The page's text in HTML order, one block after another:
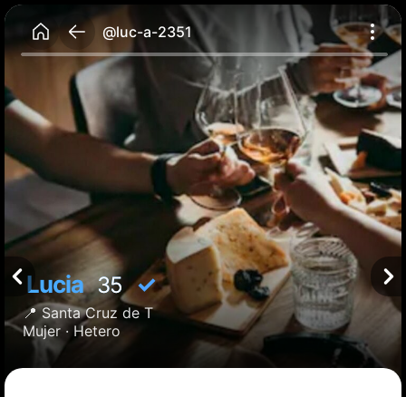
@luc-a-2351
Lucia35✓
📍Santa Cruz de T
Mujer · Hetero